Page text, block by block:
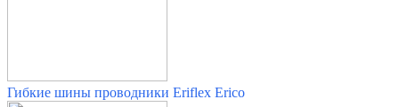
Гибкие шины проводники Eriflex Erico